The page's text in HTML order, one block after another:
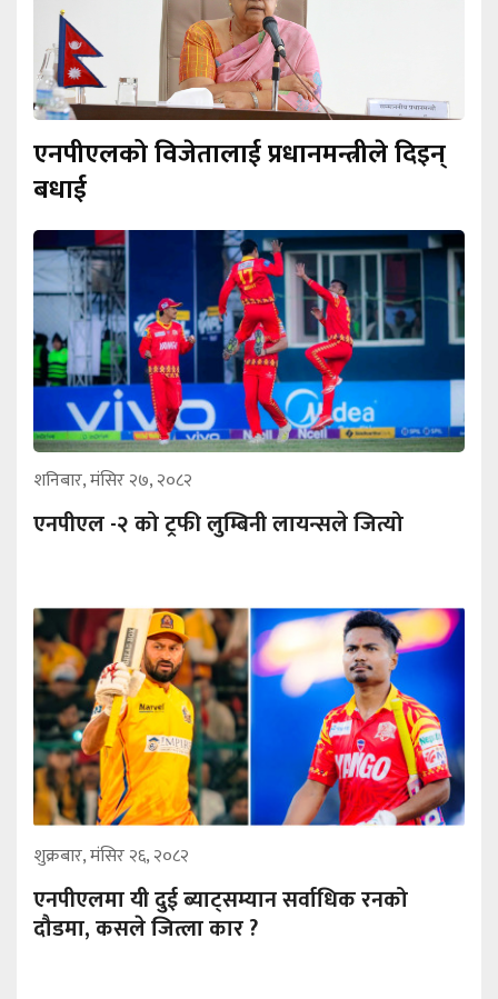
एनपीएलको विजेतालाई प्रधानमन्त्रीले दिइन्
बधाई
शनिबार, मंसिर २७, २०८२
एनपीएल -२ को ट्रफी लुम्बिनी लायन्सले जित्यो
शुक्रबार, मंसिर २६, २०८२
एनपीएलमा यी दुई ब्याट्सम्यान सर्वाधिक रनको
दौडमा, कसले जित्ला कार ?